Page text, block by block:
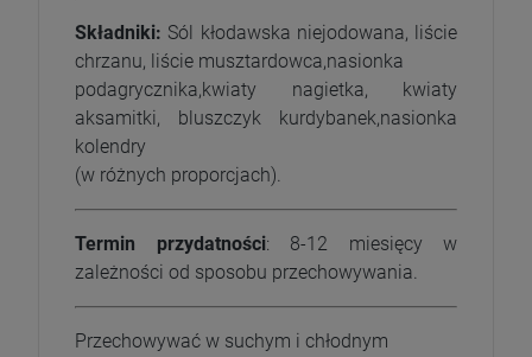
Składniki: Sól kłodawska niejodowana, liście
chrzanu, liście musztardowca,nasionka
podagrycznika,kwiaty nagietka, kwiaty
aksamitki, bluszczyk kurdybanek,nasionka
kolendry
(w różnych proporcjach).
Termin przydatności: 8-12 miesięcy w
zależności od sposobu przechowywania.
Przechowywać w suchym i chłodnym